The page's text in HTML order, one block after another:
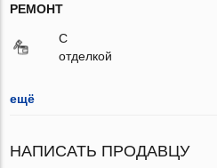
РЕМОНТ
С
отделкой
ещё
НАПИСАТЬ ПРОДАВЦУ